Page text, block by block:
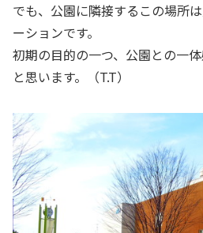
でも、公園に隣接するこの場所
ーションです。
初期の目的の一つ、公園との一
と思います。（T.T）